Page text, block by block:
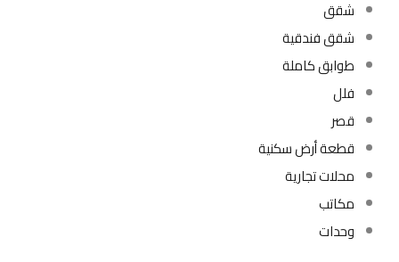
شقق
شقق فندقية
طوابق كاملة
فلل
قصر
قطعة أرض سكنية
محلات تجارية
مكاتب
وحدات